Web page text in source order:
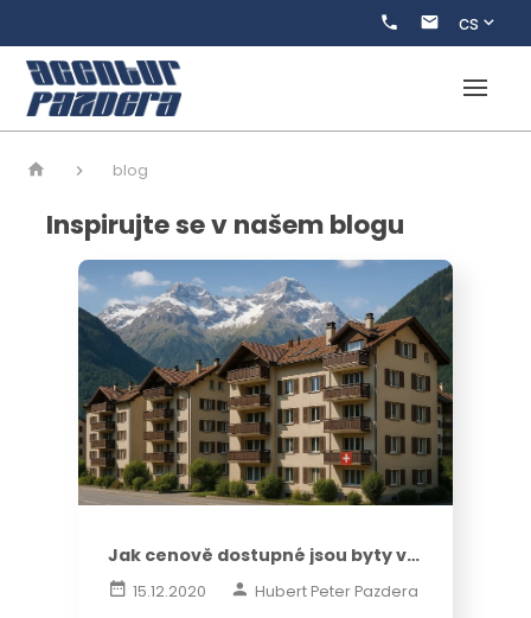
cs
blog
Inspirujte se v našem blogu
Jak cenově dostupné jsou byty ve
15.12.2020
Hubert Peter Pazdera